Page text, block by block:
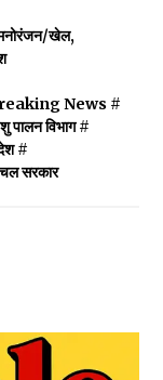
खेल,
News #
पालन विभाग#
#
सरकार